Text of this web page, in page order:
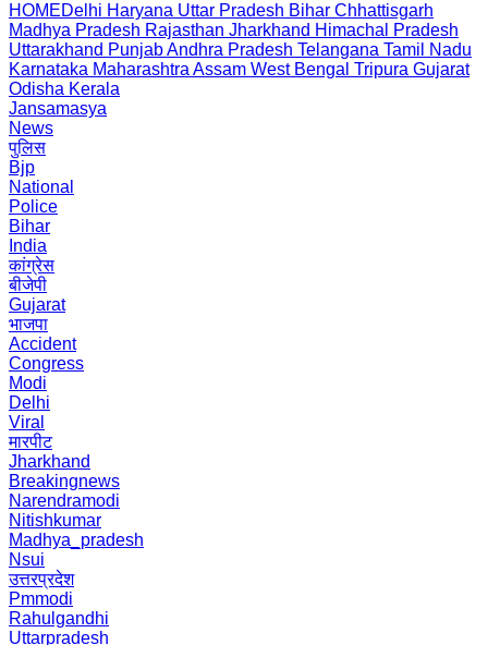
HOMEDelhi Haryana Uttar Pradesh Bihar Chhattisgarh
Madhya Pradesh Rajasthan Jharkhand Himachal Pradesh
Uttarakhand PunjabAndhra Pradesh Telangana Tamil Nadu
Karnataka Maharashtra Assam West Bengal Tripura Gujarat
Odisha Kerala
Jansamasya
News
पुलिस
Bjp
National
Police
Bihar
India
कांग्रेस
बीजेपी
Gujarat
भाजपा
Accident
Congress
Modi
Delhi
Viral
मारपीट
Jharkhand
Breakingnews
Narendramodi
Nitishkumar
Madhya_pradesh
Nsui
उत्तरप्रदेश
Pmmodi
Rahulgandhi
Uttarpradesh